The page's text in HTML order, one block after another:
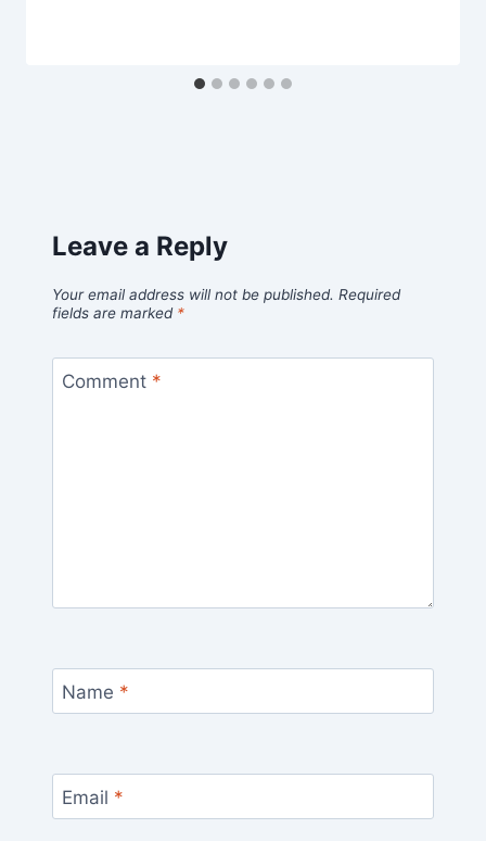
Leave a Reply
Your email address will not be published. Required
fields are marked *
Comment *
Name *
Email *